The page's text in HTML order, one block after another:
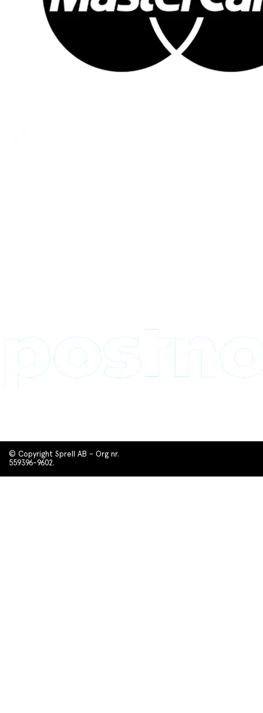
© Copyright Sprell AB - Org nr.
559396-9602.